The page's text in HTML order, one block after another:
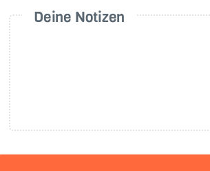
Deine Notizen